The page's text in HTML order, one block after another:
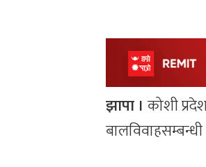
झापा । कोशी